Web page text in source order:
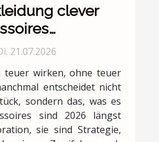
clever
21.07.2026
teuer wirken, ohne teuer
entscheidet nicht
sondern das, was es
sind 2026 längst
sie sind Strategie,